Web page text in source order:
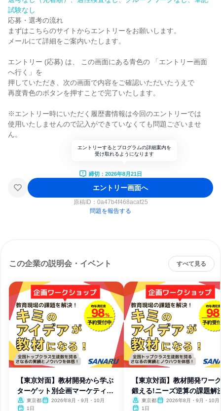
試験なし
応募・選考の流れ
まずはこちらのサイトからエントリーをお願いします。
メールにて詳細をご案内いたします。
エントリー (応募) は、 この画面にある青色の 「エントリー画面
へ行く」を
押していただき、次の画面で内容をご確認いただいたうえで
再度青色のボタンを押すことで完了いたします。
※エントリー時にいただく履歴書情報は今回のエントリーでは
使用いたしませんので記入ができていなくても問題ございませ
ん。
エントリーするとプログラムの詳細案内を
受け取れるようになります
締切：2026年8月21日
エントリー画面へ
原稿ID： 0a47b4f468acaf25
問題を報告する
この企業の説明会・イベント すべて見る
【東京対面】教材開発から学ぶ
ターゲット別企画マーケティン
グ 東京都
2026年8月・9月・10月
1日
【東京対面】教材開発ワー
鍛える!ニーズ逆算の課題解
考 東京都
2026年8月・9月・10月
1日